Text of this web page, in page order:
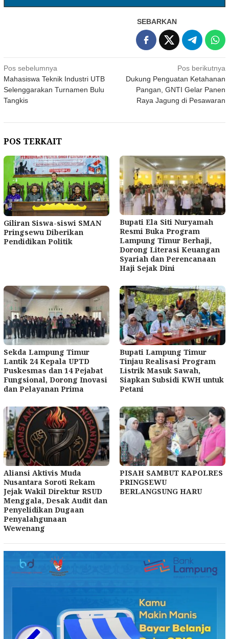
SEBARKAN
Navigasi
pos
Pos sebelumnya
Mahasiswa Teknik Industri UTB
Selenggarakan Turnamen Bulu
Tangkis
Pos berikutnya
Dukung Penguatan Ketahanan
Pangan, GNTI Gelar Panen
Raya Jagung di Pesawaran
POS TERKAIT
Giliran Siswa-siswi SMAN
Pringsewu Diberikan
Pendidikan Politik
Bupati Ela Siti Nuryamah
Resmi Buka Program
Lampung Timur Berhaji,
Dorong Literasi Keuangan
Syariah dan Perencanaan
Haji Sejak Dini
Sekda Lampung Timur
Lantik 24 Kepala UPTD
Puskesmas dan 14 Pejabat
Fungsional, Dorong Inovasi
dan Pelayanan Prima
Bupati Lampung Timur
Tinjau Realisasi Program
Listrik Masuk Sawah,
Siapkan Subsidi KWH untuk
Petani
Aliansi Aktivis Muda
Nusantara Soroti Rekam
Jejak Wakil Direktur RSUD
Menggala, Desak Audit dan
Penyelidikan Dugaan
Penyalahgunaan
Wewenang
PISAH SAMBUT KAPOLRES
PRINGSEWU
BERLANGSUNG HARU